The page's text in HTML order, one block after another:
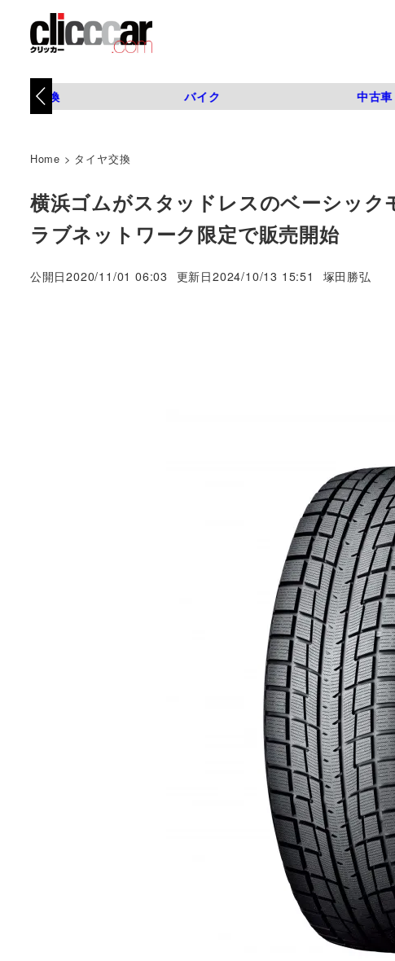
タイヤ交換 バイク 中古車
Home > タイヤ交換
横浜ゴムがスタッドレスのベーシッ
ラブネットワーク限定で販売開始
公開日2020/11/01 06:03 更新日2024/10/13 15:51
著
塚田勝弘